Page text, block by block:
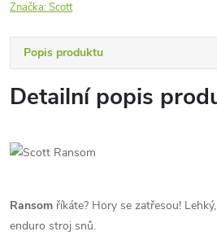
Značka:Scott
Popis produktu
Detailní popis
Ransom říkáte? Hory se zatřesou!
enduro stroj snů.